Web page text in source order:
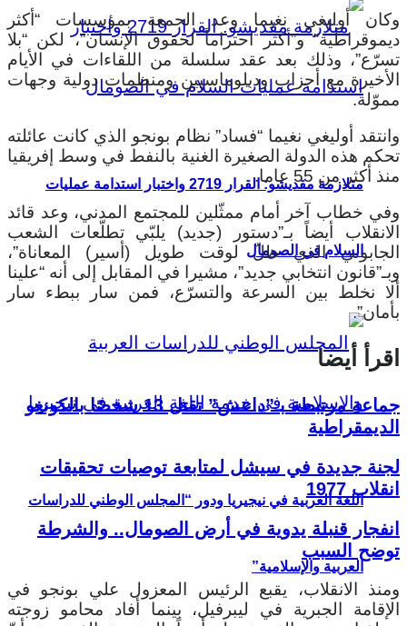
متلازمة مقديشو: القرار 2719 واختبار استدامة عمليات
السلام في الصومال
اللغة العربية في نيجيريا ودور “المجلس الوطني للدراسات
العربية والإسلامية”
وكان أوليغي نغيما وعد الجمعة بمؤسسات “أكثر
ديموقراطية” و”أكثر احتراماً لحقوق الإنسان”، لكن “بلا
تسرّع”، وذلك بعد عقد سلسلة من اللقاءات في الأيام
الأخيرة مع أحزاب ودبلوماسيين ومنظمات دولية وجهات
مموّلة.
وانتقد أوليغي نغيما “فساد” نظام بونجو الذي كانت عائلته
تحكم هذه الدولة الصغيرة الغنية بالنفط في وسط إفريقيا
منذ أكثر من 55 عاما.
وفي خطاب آخر أمام ممثّلين للمجتمع المدني، وعد قائد
الانقلاب أيضاً بـ”دستور (جديد) يلبّي تطلّعات الشعب
الجابوني الذي ظلّ لوقت طويل (أسير) المعاناة”،
وبـ”قانون انتخابي جديد”، مشيرا في المقابل إلى أنه “علينا
ألا نخلط بين السرعة والتسرّع، فمن سار ببطء سار
بأمان”.
اقرأ أيضا
جماعة مرتبطة بـ”داعش” تقتل 13 شخصًا بالكونغو
الديمقراطية
لجنة جديدة في سيشل لمتابعة توصيات تحقيقات
انقلاب 1977
انفجار قنبلة يدوية في أرض الصومال.. والشرطة
توضح السبب
ومنذ الانقلاب، يقبع الرئيس المعزول علي بونجو في
الإقامة الجبرية في ليبرفيل، بينما أفاد محامو زوجته